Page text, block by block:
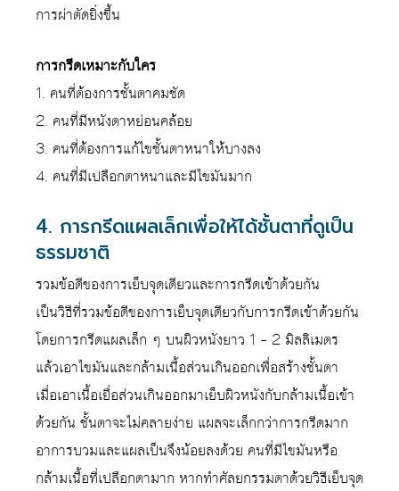
การผ่าตัดยิ่งขึ้น
การกรีดเหมาะกับใคร
1. คนที่ต้องการชั้นตาคมชัด
2. คนที่มีหนังตาหย่อนคล้อย
3. คนที่ต้องการแก้ไขชั้นตาหนาให้บางลง
4. คนที่มีเปลือกตาหนาและมีไขมันมาก
4. การกรีดแผลเล็กเพื่อให้ได้ชั้นตาที่ดูเป็น
ธรรมชาติ
รวมข้อดีของการเย็บจุดเดียวและการกรีดเข้าด้วยกัน
เป็นวิธีที่รวมข้อดีของการเย็บจุดเดียวกับการกรีดเข้าด้วยกัน
โดยการกรีดแผลเล็ก ๆ บนผิวหนังยาว 1 – 2 มิลลิเมตร
แล้วเอาไขมันและกล้ามเนื้อส่วนเกินออกเพื่อสร้างชั้นตา
เมื่อเอาเนื้อเยื่อส่วนเกินออกมาเย็บผิวหนังกับกล้ามเนื้อเข้า
ด้วยกัน ชั้นตาจะไม่คลายง่าย แผลจะเล็กกว่าการกรีดมาก
อาการบวมและแผลเป็นจึงน้อยลงด้วย คนที่มีไขมันหรือ
กล้ามเนื้อที่เปลือกตามาก หากทำศัลยกรรมตาด้วยวิธีเย็บจุด